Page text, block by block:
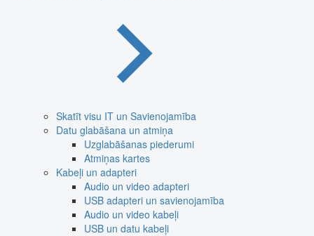
Skatīt visu IT un Savienojamība
Datu glabāšana un atmiņa
Uzglabāšanas piederumi
Atmiņas kartes
Kabeļi un adapteri
Audio un video adapteri
USB adapteri un savienojamība
Audio un video kabeļi
USB un datu kabeļi